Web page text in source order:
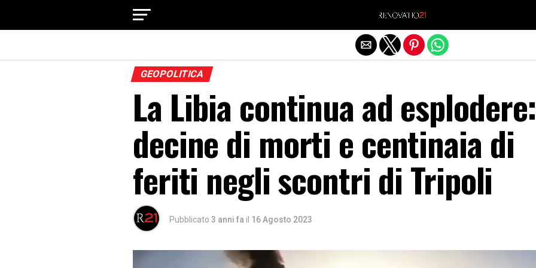
GEOPOLITICA
La Libia continua ad esplodere:
decine di morti e centinaia di
feriti negli scontri di Tripoli
Pubblicato 3 anni fa il 16 Agosto 2023
Exit mobile version